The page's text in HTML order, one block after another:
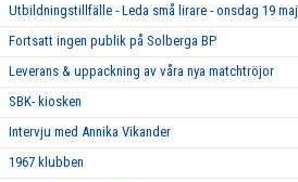
Utbildningstillfälle - Leda små lirare - onsdag 19 maj
Fortsatt ingen publik på Solberga BP
Leverans & uppackning av våra nya matchtröjor
SBK- kiosken
Intervju med Annika Vikander
1967 klubben